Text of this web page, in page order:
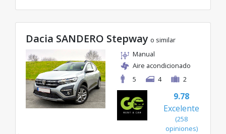
Dacia SANDERO Stepway o similar
Manual
Aire acondicionado
5
4 2
9.78
Excelente
(258
opiniones)